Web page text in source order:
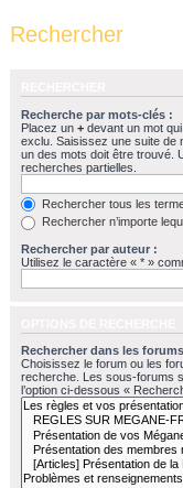
Rechercher
Recherche par mots-clés :
Placez un + devant un mot
exclu. Saisissez une suite de
un des mots doit être trouvé.
recherches partielles.
Rechercher tous les
Rechercher n’importe
Rechercher par auteur :
Utilisez le caractère « * »
Rechercher dans les
Choisissez le forum ou les
recherche. Les sous-forums
l’option ci-dessous «